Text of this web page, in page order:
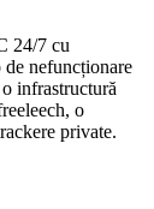
24/7 cu
de nefuncționare
infrastructură
o
private.